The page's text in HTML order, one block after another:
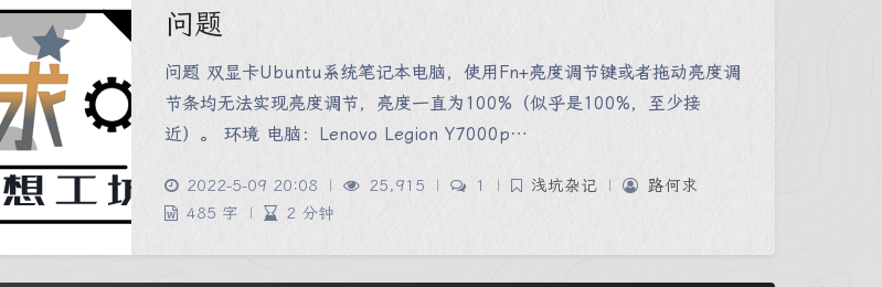
问题
问题 双显卡Ubuntu系统笔记本电脑，使用Fn+亮度调节键或者拖动亮度调
节条均无法实现亮度调节，亮度一直为100%（似乎是100%，至少接
近）。 环境 电脑：Lenovo Legion Y7000p…
2022-5-09 20:08 | 25,915 | 1 | 浅坑杂记 |
路何求
485 字
| 2 分钟